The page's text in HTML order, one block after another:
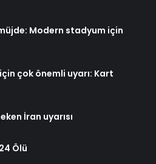
Modern stadyum için
çok önemli uyarı: Kart
İran uyarısı
Ölü